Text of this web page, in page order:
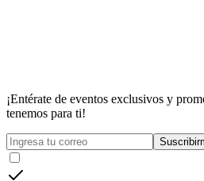
¡Entérate de eventos exclusivos y
tenemos para ti!